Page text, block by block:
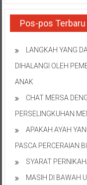
Barat/
Kalimantan
Timur/
Kalimantan
Samarinda/Jawa
Barat/
Terdekat
Pos-pos Terbaru
LANGKAH YANG
DIHALANGI OLEH
ANAK
CHAT MERSA
PERSELINGKUHAN
APAKAH AYAH
PASCA PERCERAIAN
SYARAT
MASIH DI BAWAH